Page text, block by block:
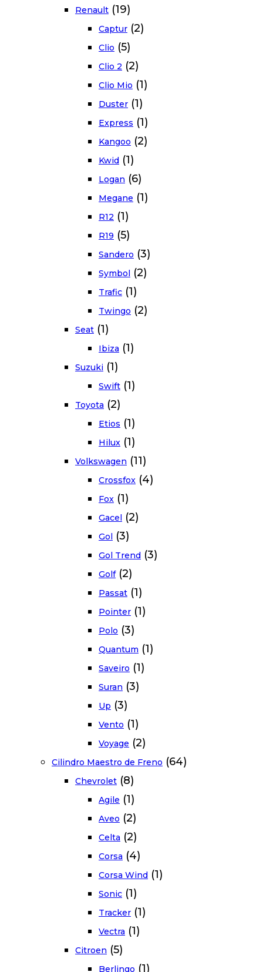
Renault (19)
Captur (2)
Clio (5)
Clio 2 (2)
Clio Mio (1)
Duster (1)
Express (1)
Kangoo (2)
Kwid (1)
Logan (6)
Megane (1)
R12 (1)
R19 (5)
Sandero (3)
Symbol (2)
Trafic (1)
Twingo (2)
Seat (1)
Ibiza (1)
Suzuki (1)
Swift (1)
Toyota (2)
Etios (1)
Hilux (1)
Volkswagen (11)
Crossfox (4)
Fox (1)
Gacel (2)
Gol (3)
Gol Trend (3)
Golf (2)
Passat (1)
Pointer (1)
Polo (3)
Quantum (1)
Saveiro (1)
Suran (3)
Up (3)
Vento (1)
Voyage (2)
Cilindro Maestro de Freno (64)
Chevrolet (8)
Agile (1)
Aveo (2)
Celta (2)
Corsa (4)
Corsa Wind (1)
Sonic (1)
Tracker (1)
Vectra (1)
Citroen (5)
Berlingo (1)